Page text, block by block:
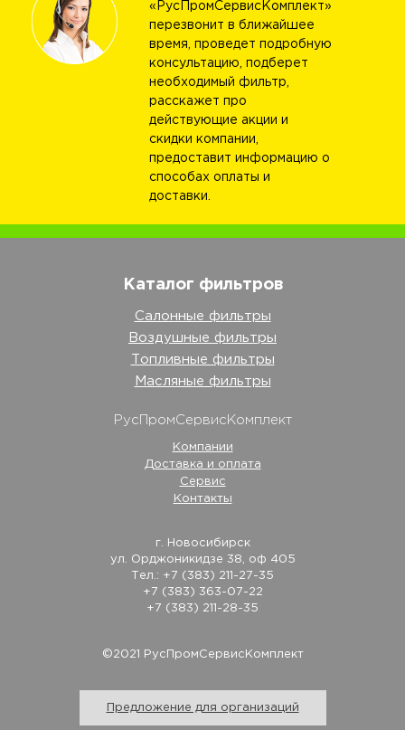
«РусПромСервисКомплект»
перезвонит в ближайшее
время, проведет подробную
консультацию, подберет
необходимый фильтр,
расскажет про
действующие акции и
скидки компании,
предоставит информацию о
способах оплаты и
доставки.
©2021 РусПромСервисКомплект
Предложение для организаций
Каталог фильтров
Салонные фильтры
Воздушные фильтры
Топливные фильтры
Масляные фильтры
РусПромСервисКомплект
Компании
Доставка и оплата
Сервис
Контакты
г. Новосибирск
ул. Орджоникидзе 38, оф 405
Тел.: +7 (383) 211-27-35
+7 (383) 363-07-22
+7 (383) 211-28-35